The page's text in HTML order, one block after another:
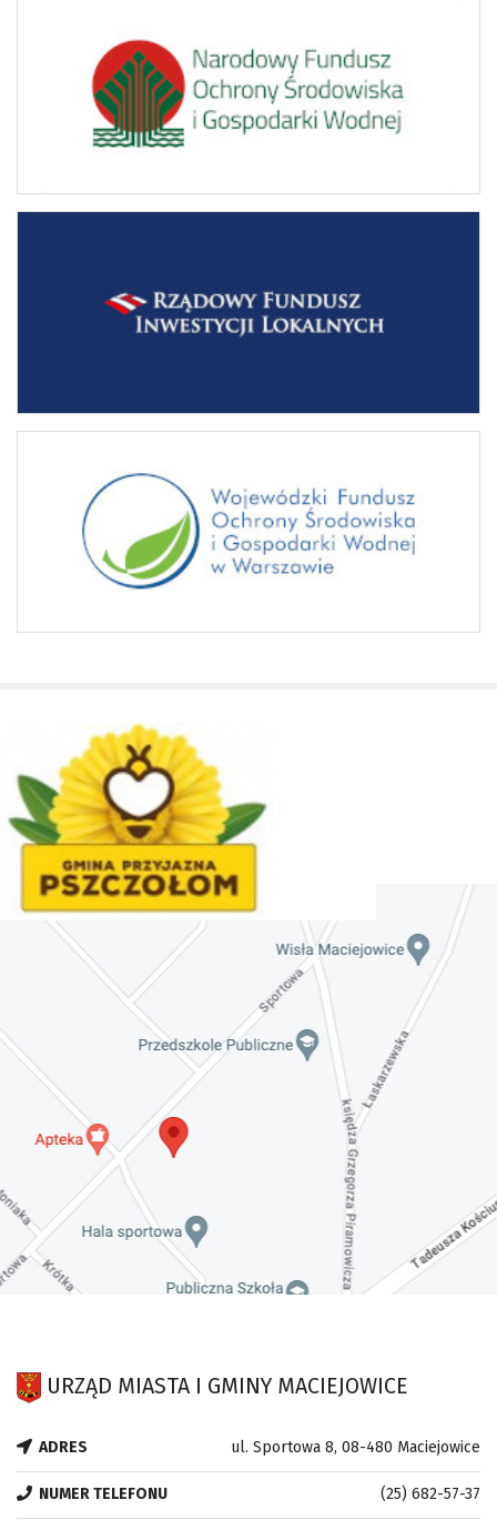
URZĄD MIASTA I GMINY MACIEJOWICE
ADRES ul. Sportowa 8, 08-480 Maciejowice
NUMER TELEFONU (25) 682-57-37